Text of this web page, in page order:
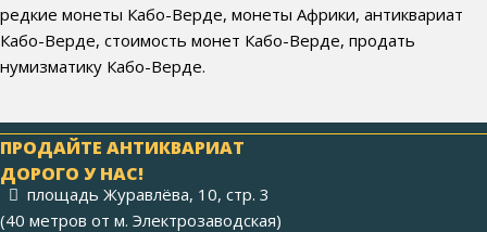
редкие монеты Кабо-Верде, монеты Африки, антиквариат
Кабо-Верде, стоимость монет Кабо-Верде, продать
нумизматику Кабо-Верде.
ПРОДАЙТЕ АНТИКВАРИАТ
ДОРОГО У НАС!
площадь Журавлёва, 10, стр. 3
(40 метров от м. Электрозаводская)